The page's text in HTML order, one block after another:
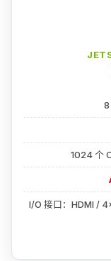
8
1024 个
I/O 接口：HDMI /